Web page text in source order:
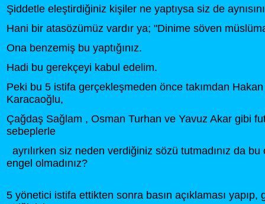
Şiddetle eleştirdiğiniz kişiler ne yaptıysa siz de aynısını
Hani bir atasözümüz vardır ya; "Dinime söven
Ona benzemiş bu yaptığınız.
Hadi bu gerekçeyi kabul edelim.
Peki bu 5 istifa gerçekleşmeden önce takımdan
Karacaoğlu,
Çağdaş Sağlam , Osman Turhan ve Yavuz Akar gibi
sebeplerle
ayrılırken siz neden verdiğiniz sözü tutmadınız da
engel olmadınız?
5 yönetici istifa ettikten sonra basın açıklaması yapıp,